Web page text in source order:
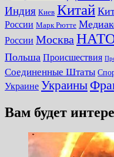
Индия Киев Китай
России Марк Рютте
России Москва
Польша Происшествия
Соединенные Штаты
Украине Украины
Вам будет